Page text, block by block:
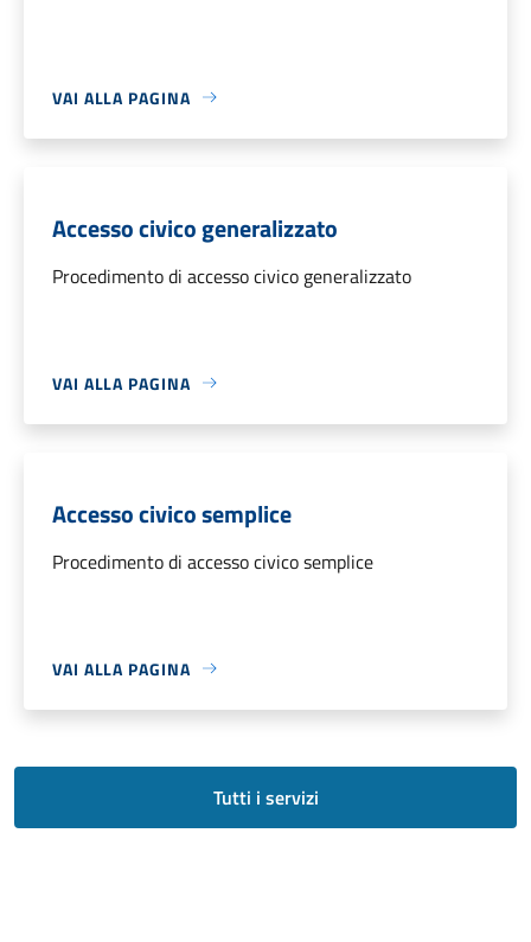
VAI ALLA PAGINA
Accesso civico generalizzato
Procedimento di accesso civico generalizzato
VAI ALLA PAGINA
Accesso civico semplice
Procedimento di accesso civico semplice
VAI ALLA PAGINA
Tutti i servizi